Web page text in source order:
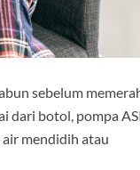
sebelum
dari botol, pompa
mendidih atau